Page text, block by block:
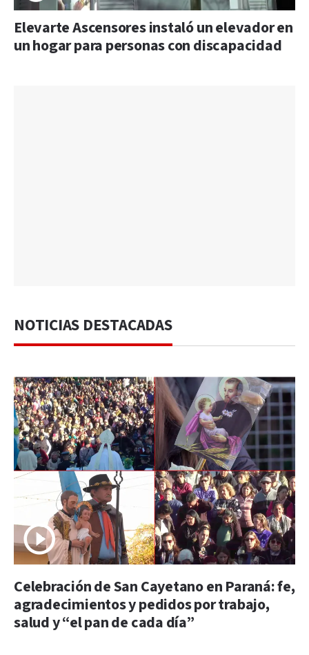
Elevarte Ascensores instaló un elevador en
un hogar para personas con discapacidad
NOTICIAS DESTACADAS
Celebración de San Cayetano en Paraná: fe,
agradecimientos y pedidos por trabajo,
salud y “el pan de cada día”